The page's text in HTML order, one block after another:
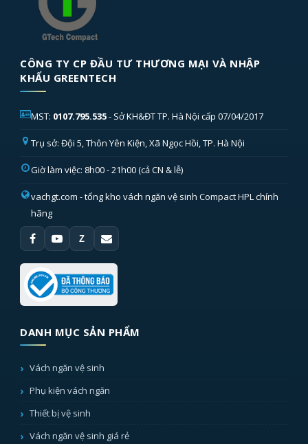
CÔNG TY CP ĐẦU TƯ THƯƠNG MẠI VÀ NHẬP
KHẨU GREENTECH
MST: 0107.795.535- Sở KH&ĐT TP. Hà Nội cấp 07/04/2017
Trụ sở: Đội 5, Thôn Yên Kiện, Xã Ngọc Hồi, TP. Hà Nội
Giờ làm việc: 8h00 - 21h00 (cả CN & lễ)
vachgt.com - tổng kho vách ngăn vệ sinh Compact HPL chính
hãng
Z
DANH MỤC SẢN PHẨM
Vách ngăn vệ sinh
Phụ kiện vách ngăn
Thiết bị vệ sinh
Vách ngăn vệ sinh giá rẻ